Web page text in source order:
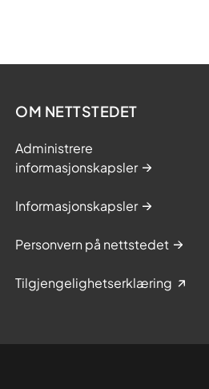
OM NETTSTEDET
Administrere
informasjonskapsler
Informasjonskapsler
Personvern på nettstedet
Tilgjengelighetserklæring